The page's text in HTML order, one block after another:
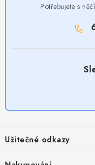
Potřebujete s
p
a
Užitečné odkazy